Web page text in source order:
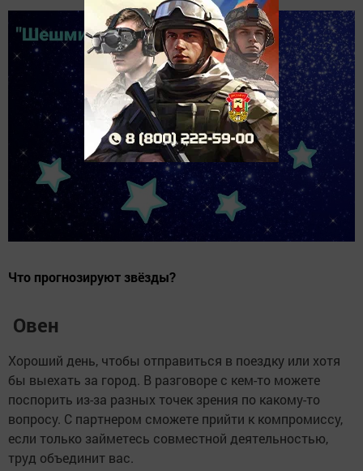
Что прогнозируют звёзды?
Овен
Хороший день, чтобы отправиться в поездку или хотя
бы выехать за город. В разговоре с кем-то можете
поспорить из-за разных точек зрения по какому-то
вопросу. С партнером сможете прийти к компромиссу,
если только займетесь совместной деятельностью,
труд объединит вас.